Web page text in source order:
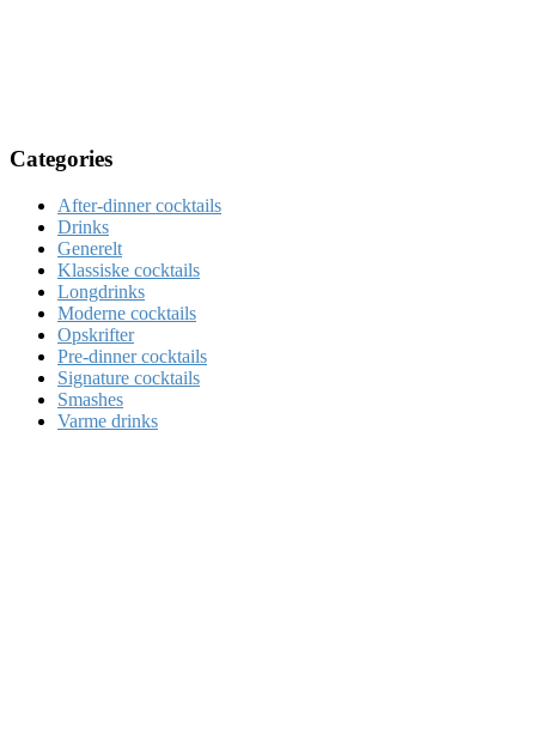
Categories
After-dinner cocktails
Drinks
Generelt
Klassiske cocktails
Longdrinks
Moderne cocktails
Opskrifter
Pre-dinner cocktails
Signature cocktails
Smashes
Varme drinks